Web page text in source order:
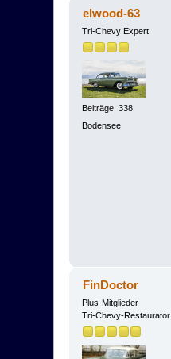
elwood-63
Tri-Chevy Expert
Beiträge: 338
Bodensee
FinDoctor
Plus-Mitglieder
Tri-Chevy-Restaurator